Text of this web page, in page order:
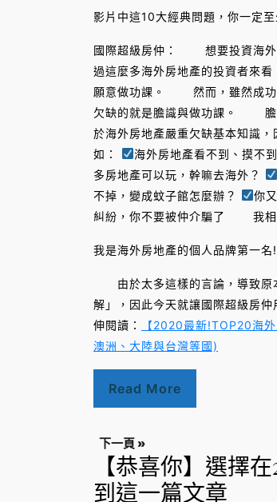
影片中這10大經典問題，你一定
國際超級房仲： 想要投資海外
過這麼多海外房地產的投資者來
願意做功課。 然而，雖然成功
欠缺的就是膽識與做功課。 膽
於海外房地產嚴重欠缺基本知識
如：
海外房地產看不到、摸不
多房地產可以玩，幹嘛去海外？
不掉，變成蚊子館怎麼辦？
你
糾紛，你不要被仲介騙了 我相
我是海外房地產的個人品牌第一名!
由於太多這樣的言論，導致原
解」，因此今天就讓國際超級房
伸閱讀：
【2020最新!TOP20海
澳洲、大陸與台灣等國)
Read More
下一頁 »
【恭喜你】選擇
到這一篇文章